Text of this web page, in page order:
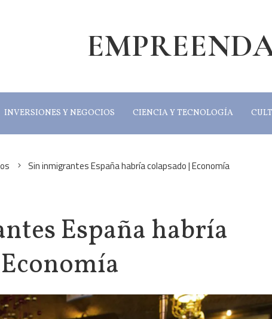
INVERSIONES Y NEGOCIOS CIENCIA Y TECNOLOGÍA
Sin inmigrantes España habría colapsado | Economía
España habría